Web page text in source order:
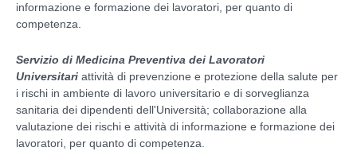
informazione e formazione dei lavoratori, per quanto di
competenza.
Servizio di Medicina Preventiva dei Lavoratori
Universitari attività di prevenzione e protezione della salute per
i rischi in ambiente di lavoro universitario e di sorveglianza
sanitaria dei dipendenti dell'Università; collaborazione alla
valutazione dei rischi e attività di informazione e formazione dei
lavoratori, per quanto di competenza.